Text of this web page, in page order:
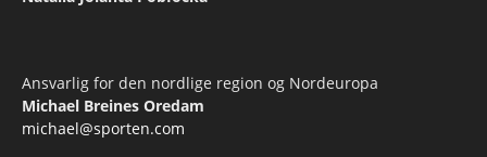
Ansvarlig for den nordlige region og Nordeuropa
Michael Breines Oredam
michael@sporten.com